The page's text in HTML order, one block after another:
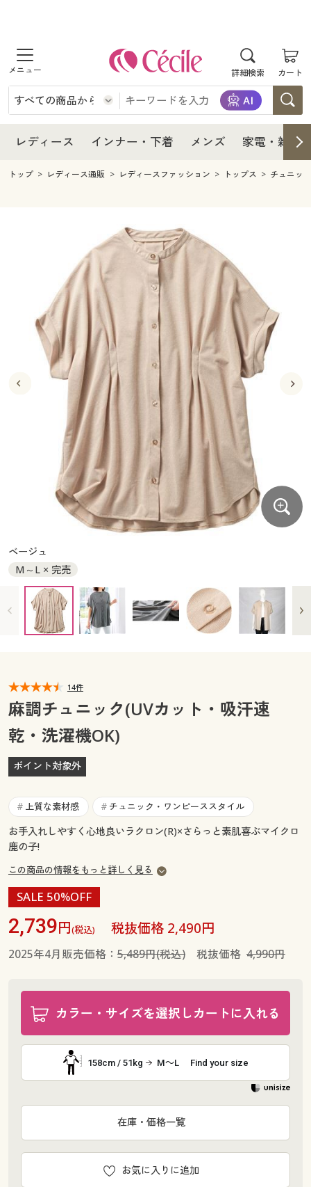
詳細検索 カート
商品を探す
レディース
レディースファッション
インナー・下着
インナー・下着通販すべて
ジュニア・ティーンズ下着
メンズ
メンズファッション
メンズ下着
家電・雑貨すべて
キッチン・雑貨・日用品
寝具・インテリア・家具
寝具・インテリア・家具通販すべて
家具・収納
寝具・ベッド
カーテン・ラグ・ファブリック
美容・健康
美容・健康通販すべて
美容・健康・サプリメント
制服・スクール
制服・スクールすべて
制服・学生服
ジュニア・ティーンズ下着
大きいサイズ
大きいサイズ通販すべて
大きいサイズ レディース服
大きいサイズ レディース下着
大きいサイズ メンズ
大きいサイズ 事務・制服
バーゲンセール
シークレットセール
商品カテゴリ一覧
カタログ・チラシからのご注文
デジタルカタログ
カタログ無料プレゼント
マイページ
閲覧履歴
お気に入り
サポート
ご利用ガイド
よくある質問とお問い合わせ
レディース インナー・下着 メンズ 家電・雑貨
レディース
レディース通販すべて
レディースファッション
インナー・下着
インナー・下着通販すべて
ジュニア・ティーンズ下着
メンズ
キッチン・雑貨・日用品
寝具・インテリア・家具通販すべて
家具・収納
寝具・ベッド
カーテン・ラグ・ファブリック
美容・健康通販すべて
美容・健康・サプリメント
制服・スクール
制服・スクールすべて
制服・学生服
ジュニア・ティーンズ下着
大きいサイズ
大きいサイズ通販すべて
大きいサイズ レディース服
大きいサイズ レディース下着
大きいサイズ メンズ
大きいサイズ 事務・制服
バーゲン
バーゲンセール
シークレットセール
商品カテゴリ一覧
カタログ
カタログ・チラシからのご注文
カタログ無料プレゼント
会員メニュー
閲覧履歴
お気に入り
サポート
よくある質問とお問い合わせ
トップ レディース通販 レディースファッション トップス チュニッ
ベージュ
M～L × 完売
14件
麻調チュニック(UVカット・吸汗速
乾・洗濯機OK)
ポイント対象外
# 上質な素材感 # チュニック・ワンピーススタイル
お手入れしやすく心地良いラクロン(R)×さらっと素肌喜ぶマイクロ
鹿の子!
この商品の情報をもっと詳しく見る
SALE 50%OFF
2,739円(税込) 税抜価格 2,490円
2025年4月販売価格： 5,489円(税込)税抜価格 4,990円
カラー・サイズを選択しカートに入れる
158cm / 51kg M～L Find your size
お気に入りに追加
在庫・価格一覧